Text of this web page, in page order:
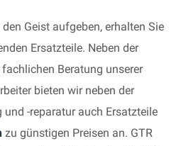
Geist aufgeben, erhalten Sie
Ersatzteile. Neben der
Beratung unserer
bieten wir neben der
und -reparatur auch Ersatzteile
zu günstigen Preisen an. GTR